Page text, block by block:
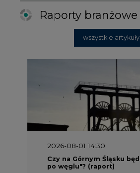
Raporty branżowe
wszystkie artykuły
2026-08-01 14:30
Czy na Górnym Śląsku
po węglu"? (raport)